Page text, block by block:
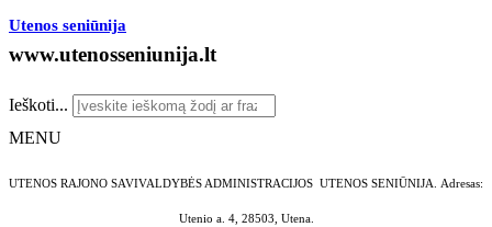
Utenos seniūnija
www.utenosseniunija.lt
Ieškoti...
MENU
UTENOS RAJONO SAVIVALDYBĖS ADMINISTRACIJOS UTENOS SENIŪNIJA. Adresas:
Utenio a. 4, 28503, Utena.